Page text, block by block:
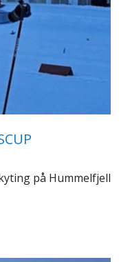
på Hummelfjell